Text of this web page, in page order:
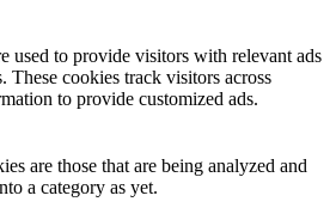
used to provide visitors with relevant ads
These cookies track visitors across
to provide customized ads.
are those that are being analyzed and
a category as yet.